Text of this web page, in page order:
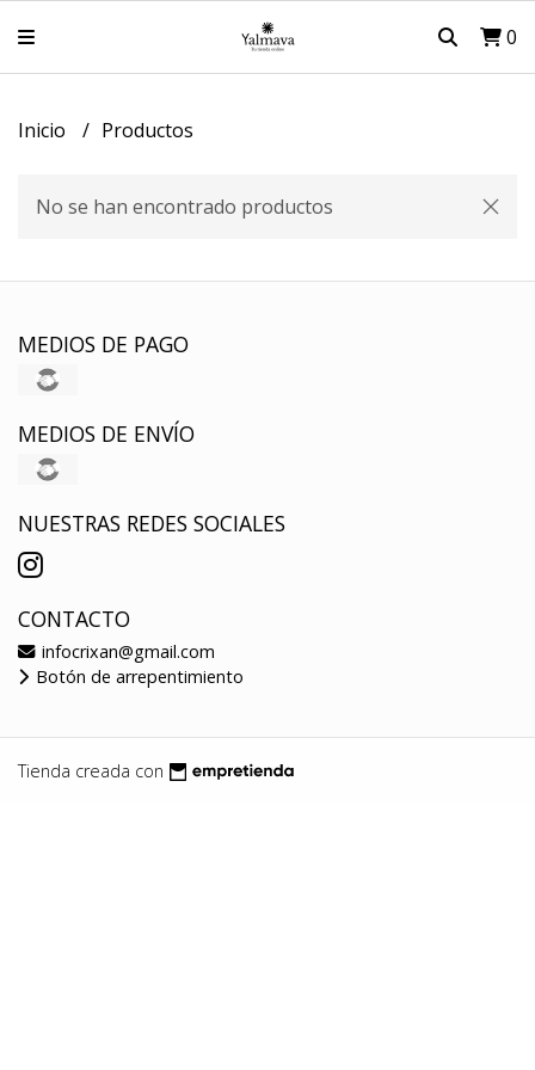
0
Inicio Productos
No se han encontrado productos
MEDIOS DE PAGO
MEDIOS DE ENVÍO
NUESTRAS REDES SOCIALES
CONTACTO
infocrixan@gmail.com
Botón de arrepentimiento
Tienda creada con